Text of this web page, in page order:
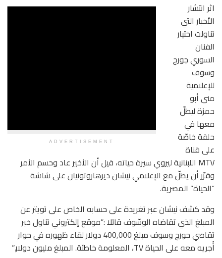
ADVERTISEMENT
اثر انتشار
الأخبار التي
تناولت اختيار
الفنان
السوري جورج
وسوف
للإعلامية
منى أبو
حمزة ليطلّ
معها في
حلقة خاصّة
على قناة
MTV اللبنانية ليروي سيرة حياته، قيل أن الأخير عاد وحسم الأمر
وقرّر أن يطلّ مع الإعلامي نيشان ديرهاروتونيان على شاشة
“الحياة” المصرية.
وقد كشف نيشان عبر تغريدة على حسابه الخاص على تويتر عن
المبلغ الذي تقاضاه الوسّوف قائلا :”موقع إلكتروني تناول خبر
تقاضي جورج وسوف مبلغ 400,000 دولار لقاء ظهوره في حوار
أُجريه معه على الحياة TV، المعلومة خاطئة. المبلغ مليون دولار.”